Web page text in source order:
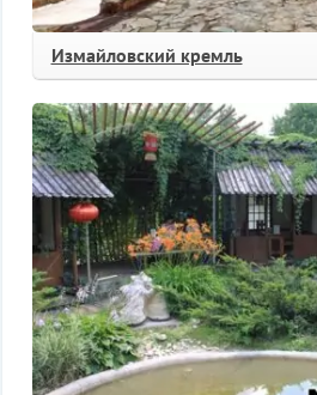
Измайловский кремль